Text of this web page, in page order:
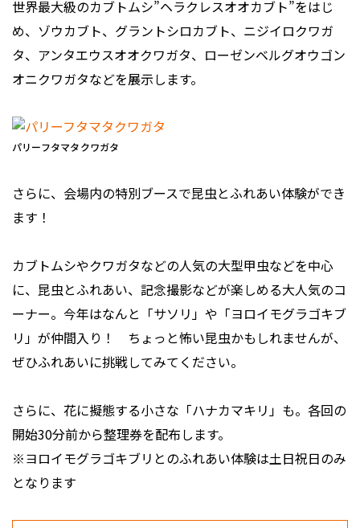
世界最大級のカブトムシ”ヘラクレスオオカブト”をはじ
め、ゾウカブト、グラントシロカブト、ニジイロクワガ
タ、アンタエウスオオクワガタ、ローゼンベルグオウゴン
オニクワガタなどを展示します。
パリーフタマタクワガタ
さらに、会場内の特別ブースで昆虫とふれあい体験ができ
ます！
カブトムシやクワガタなどの人気の大型甲虫などを中心
に、昆虫とふれあい、記念撮影などが楽しめる大人気のコ
ーナー。今年はなんと「サソリ」や「ヨロイモグラゴキブ
リ」が仲間入り！ ちょっと怖い昆虫かもしれませんが、
ぜひふれあいに挑戦してみてください。
さらに、花に擬態する小さな「ハナカマキリ」も。各回の
開始30分前から整理券を配布します。
※ヨロイモグラゴキブリとのふれあい体験は土日祝日のみ
となります